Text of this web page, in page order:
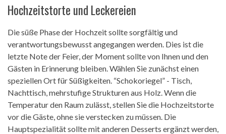
Hochzeitstorte und Leckereien
Die süße Phase der Hochzeit sollte sorgfältig und
verantwortungsbewusst angegangen werden. Dies ist die
letzte Note der Feier, der Moment sollte von Ihnen und den
Gästen in Erinnerung bleiben. Wählen Sie zunächst einen
speziellen Ort für Süßigkeiten. “Schokoriegel” - Tisch,
Nachttisch, mehrstufige Strukturen aus Holz. Wenn die
Temperatur den Raum zulässt, stellen Sie die Hochzeitstorte
vor die Gäste, ohne sie verstecken zu müssen. Die
Hauptspezialität sollte mit anderen Desserts ergänzt werden,